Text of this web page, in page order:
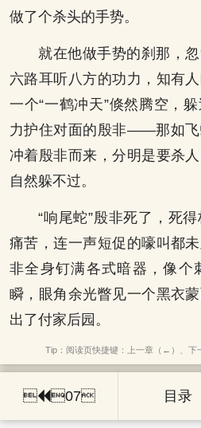
做了个杀头的手势。
就在他做手势的刹那，
六路耳听八方的功力，知有
一个“一鹤冲天”倏然腾空，
力护住对面的殷非——那如飞
冲着殷非而来，分明是要杀
自然躲不过。
“响尾蛇”殷非死了，死
痛苦，连一声短促的嚎叫都
非全身钉满各式暗器，像个
瞬，眼角余光瞥见一个黑衣
出了付家后园。
Tip：阅读页快捷键：上一章（←）、下
 07 目录